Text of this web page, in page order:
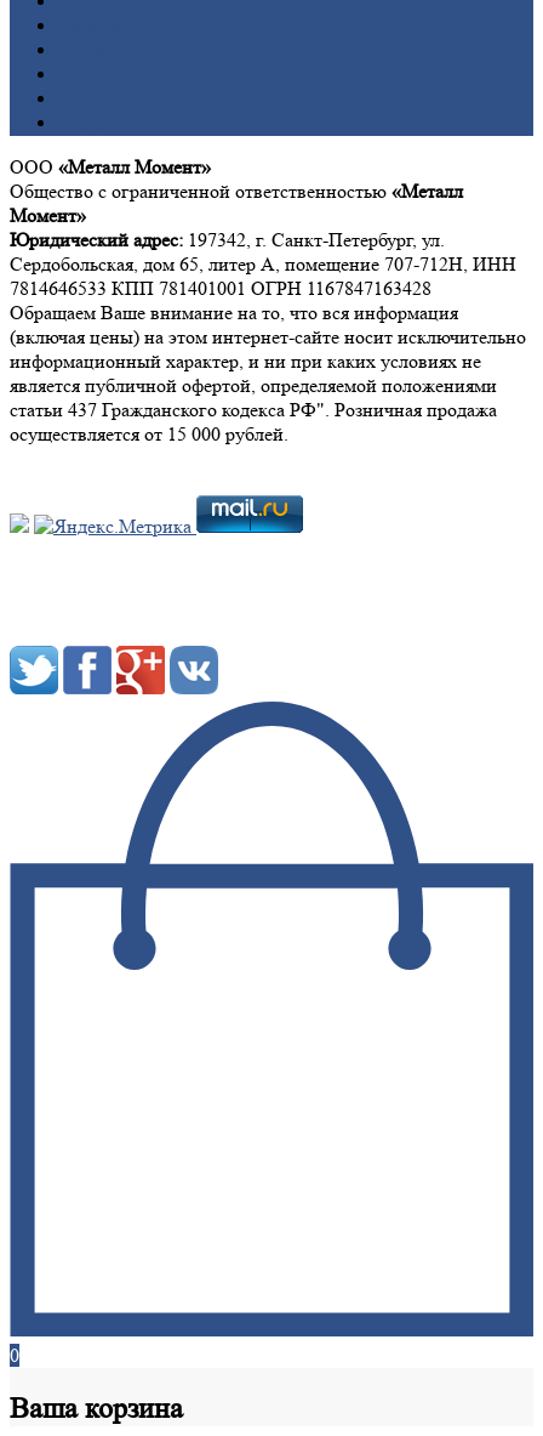
ООО «Металл Момент»
Общество с ограниченной ответственностью «Металл
Момент»
Юридический адрес: 197342, г. Санкт-Петербург, ул.
Сердобольская, дом 65, литер А, помещение 707-712Н, ИНН
7814646533 КПП 781401001 ОГРН 1167847163428
Обращаем Ваше внимание на то, что вся информация
(включая цены) на этом интернет-сайте носит исключительно
информационный характер, и ни при каких условиях не
является публичной офертой, определяемой положениями
статьи 437 Гражданского кодекса РФ". Розничная продажа
осуществляется от 15 000 рублей.
0
Вашакорзина